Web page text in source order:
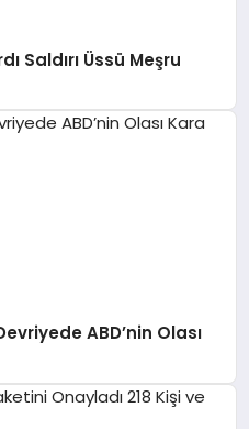
Saldırı Üssü Meşru
ABD’nin Olası